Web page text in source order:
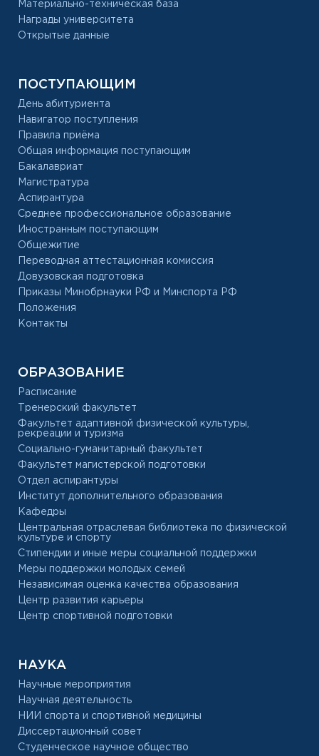
Материально-техническая база
Награды университета
Открытые данные
ПОСТУПАЮЩИМ
День абитуриента
Навигатор поступления
Правила приёма
Общая информация поступающим
Бакалавриат
Магистратура
Аспирантура
Среднее профессиональное образование
Иностранным поступающим
Общежитие
Переводная аттестационная комиссия
Довузовская подготовка
Приказы Минобрнауки РФ и Минспорта РФ
Положения
Контакты
ОБРАЗОВАНИЕ
Расписание
Тренерский факультет
Факультет адаптивной физической культуры,
рекреации и туризма
Социально-гуманитарный факультет
Факультет магистерской подготовки
Отдел аспирантуры
Институт дополнительного образования
Кафедры
Центральная отраслевая библиотека по физической
культуре и спорту
Стипендии и иные меры социальной поддержки
Меры поддержки молодых семей
Независимая оценка качества образования
Центр развития карьеры
Центр спортивной подготовки
НАУКА
Научные мероприятия
Научная деятельность
НИИ спорта и спортивной медицины
Диссертационный совет
Студенческое научное общество